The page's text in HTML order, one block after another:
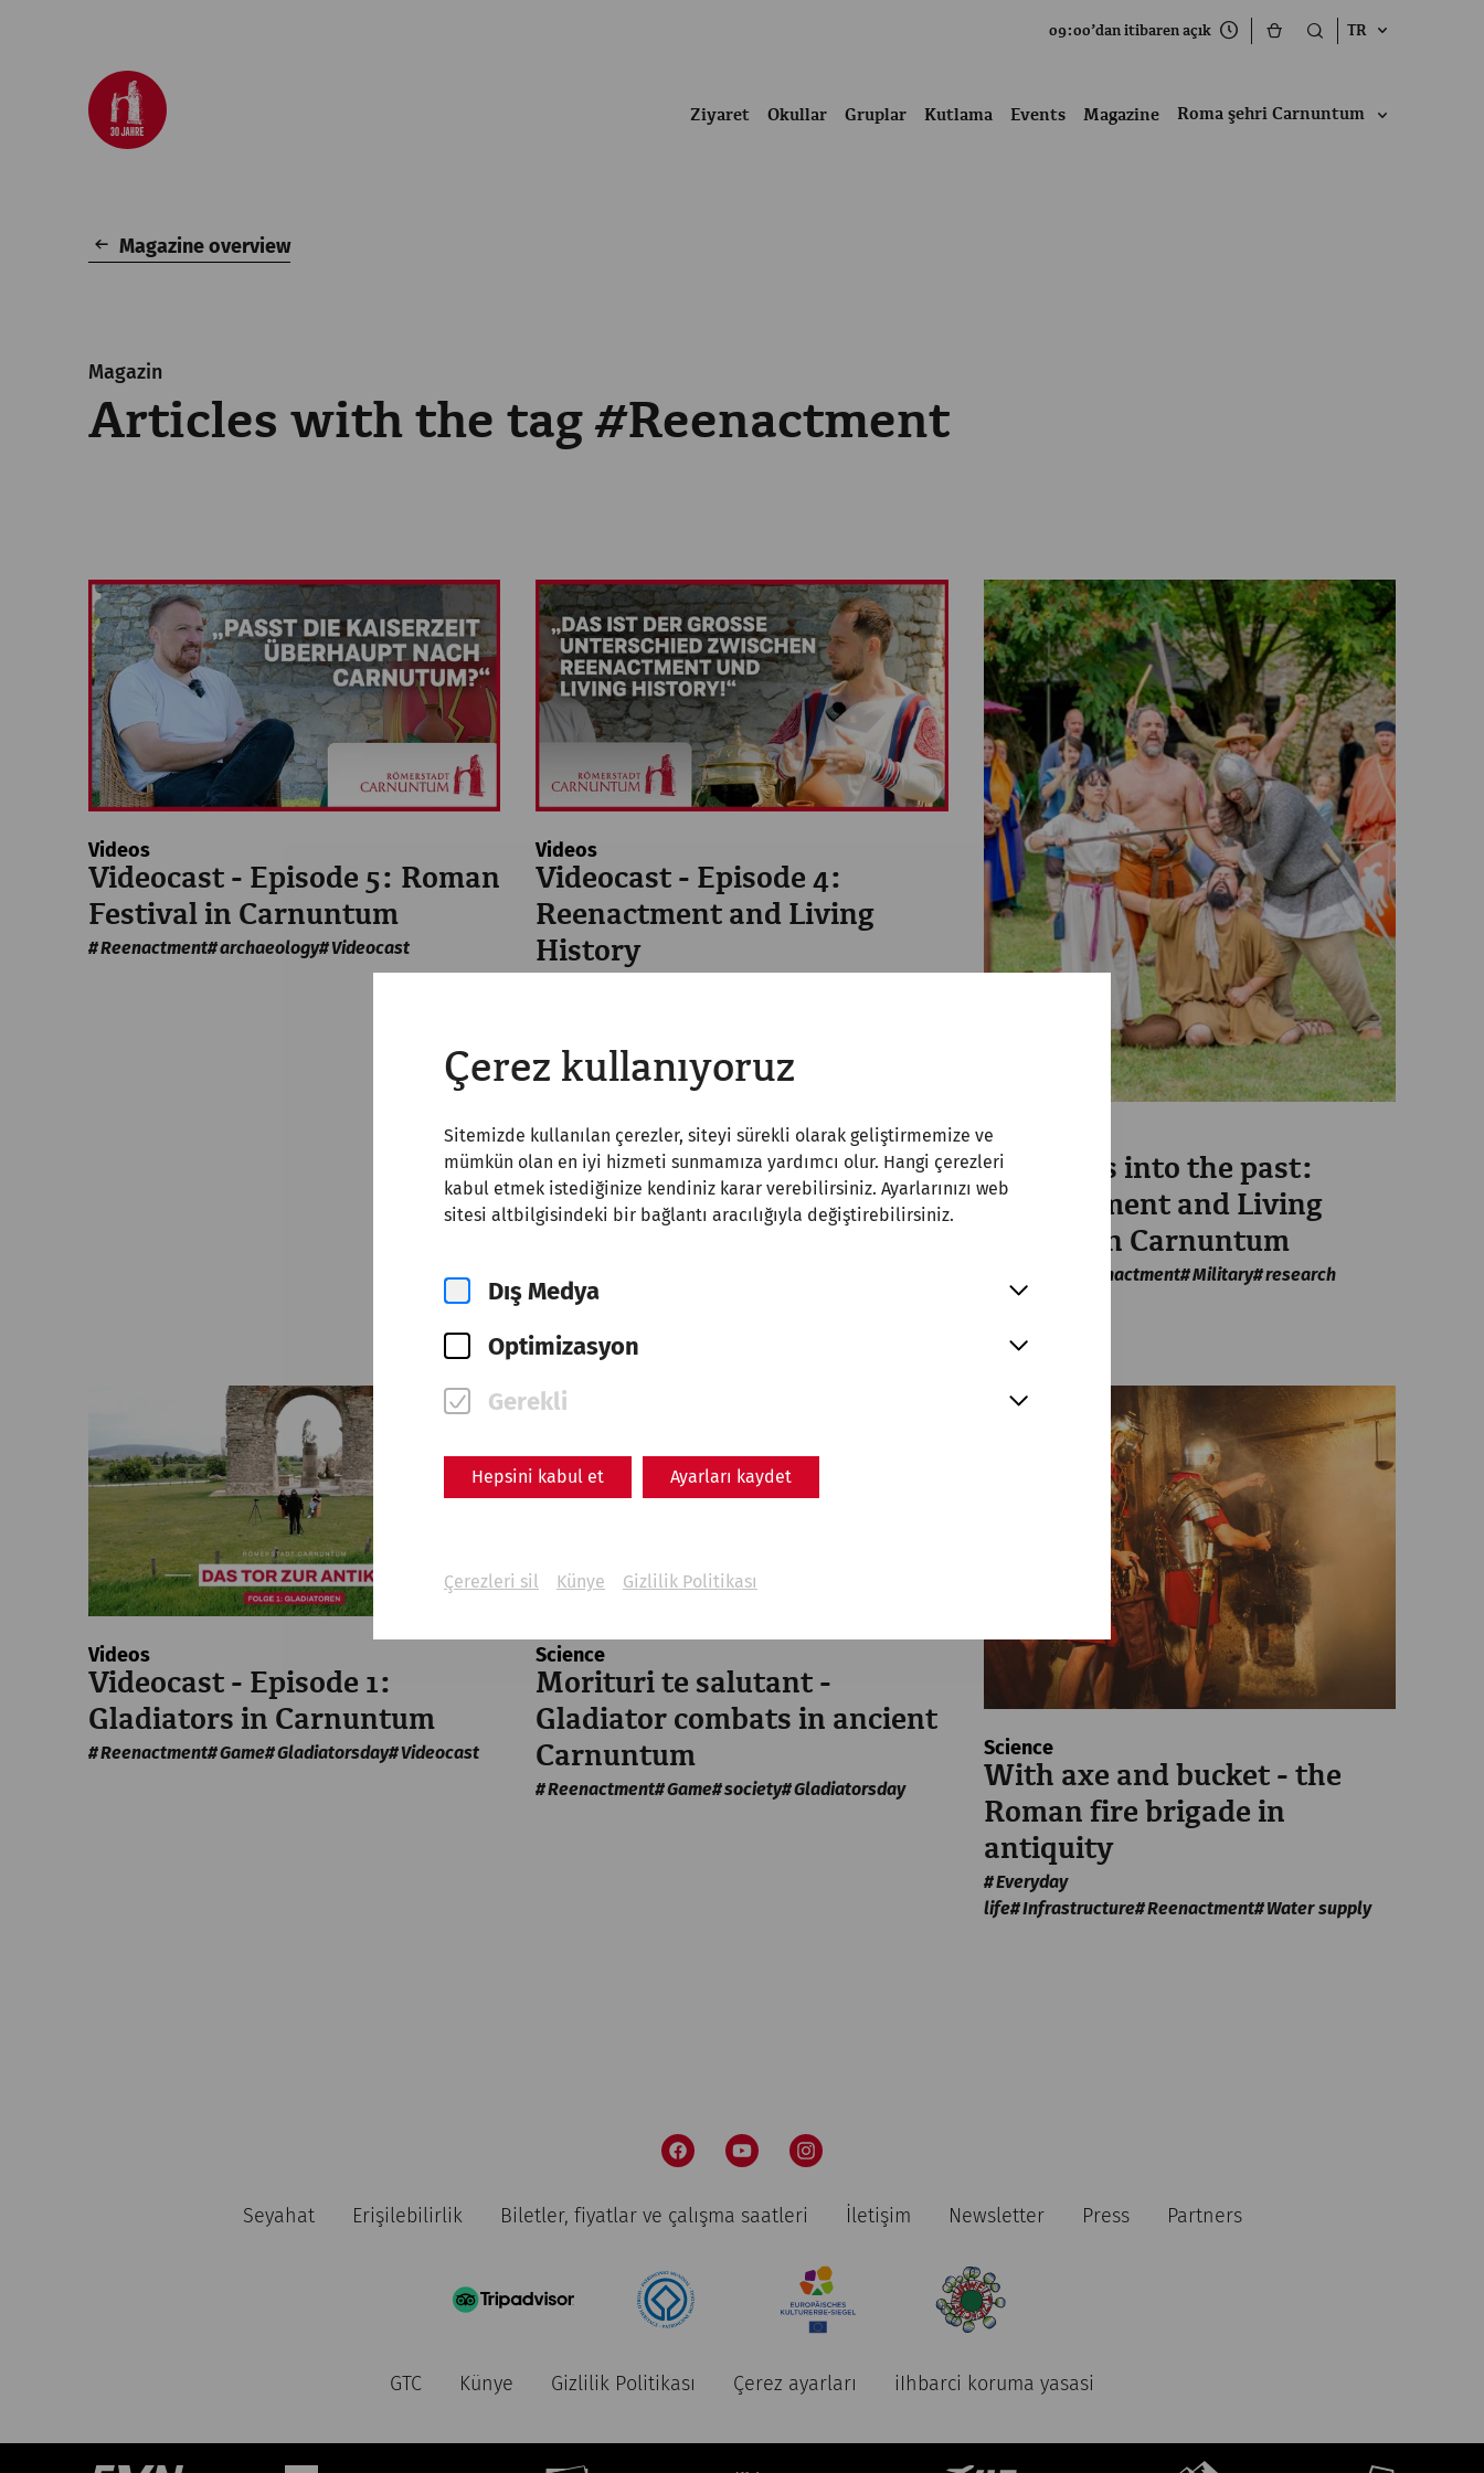
Çerez kullanıyoruz
Sitemizde kullanılan çerezler, siteyi sürekli olarak geliştirmemize ve
mümkün olan en iyi hizmeti sunmamıza yardımcı olur. Hangi çerezleri
kabul etmek istediğinize kendiniz karar verebilirsiniz. Ayarlarınızı web
sitesi altbilgisindeki bir bağlantı aracılığıyla değiştirebilirsiniz.
Dış Medya
Optimizasyon
Gerekli
Hepsini kabul et Ayarları kaydet
Çerezleri sil Künye Gizlilik Politikası
09:00’dan itibaren açık TR
Ziyaret Okullar Gruplar Kutlama Events Magazine Roma şehri Carnuntum
Magazine overview
Magazin
Articles with the tag #Reenactment
Videos
Videocast - Episode 5: Roman
Festival in Carnuntum
Reenactment archaeology Videocast
Videos
Videocast - Episode 4:
Reenactment and Living
History
Science
Forwards into the past:
Reenactment and Living
History in Carnuntum
Reenactment Military research
Videos
Videocast - Episode 1:
Gladiators in Carnuntum
Reenactment Game Gladiatorsday Videocast
Science
Morituri te salutant -
Gladiator combats in ancient
Carnuntum
Reenactment Game society Gladiatorsday
Science
With axe and bucket - the
Roman fire brigade in
antiquity
Everyday
life Infrastructure Reenactment Water supply
Seyahat Erişilebilirlik Biletler, fiyatlar ve çalışma saatleri İletişim Newsletter Press Partners
GTC Künye Gizlilik Politikası Çerez ayarları iIhbarci koruma yasasi